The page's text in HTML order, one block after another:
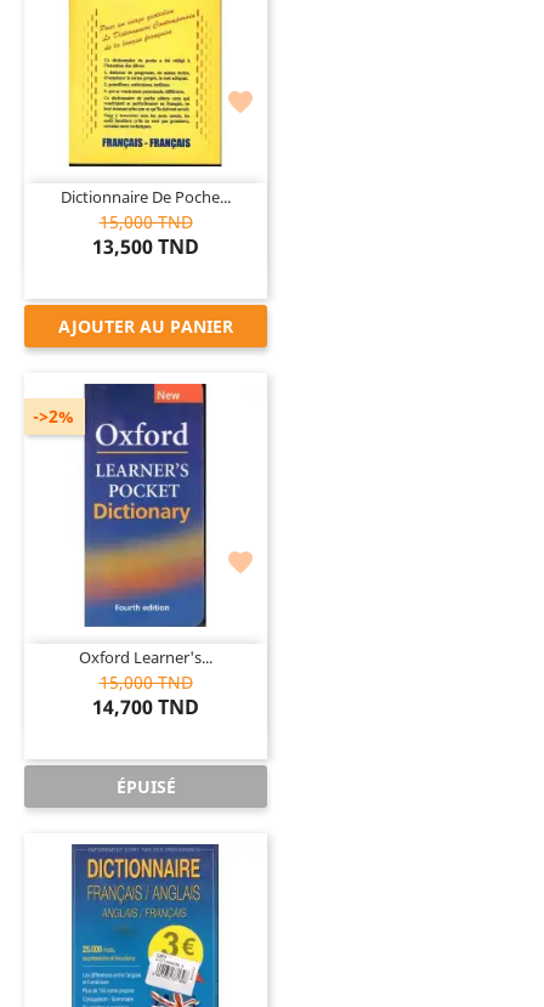

Dictionnaire De Poche...
15,000 TND
13,500 TND
AJOUTER AU PANIER

Oxford Learner's...
15,000 TND
14,700 TND
->2%
ÉPUISÉ